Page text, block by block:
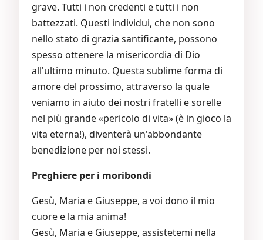
grave. Tutti i non credenti e tutti i non
battezzati. Questi individui, che non sono
nello stato di grazia santificante, possono
spesso ottenere la misericordia di Dio
all'ultimo minuto. Questa sublime forma di
amore del prossimo, attraverso la quale
veniamo in aiuto dei nostri fratelli e sorelle
nel più grande «pericolo di vita» (è in gioco la
vita eterna!), diventerà un'abbondante
benedizione per noi stessi.
Preghiere per i moribondi
Gesù, Maria e Giuseppe, a voi dono il mio
cuore e la mia anima!
Gesù, Maria e Giuseppe, assistetemi nella